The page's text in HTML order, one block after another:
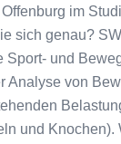
im
sich genau?
Sport- und
Analyse von
und Knochen).